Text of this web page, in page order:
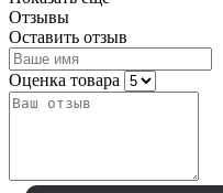
Отзывы
Оставить отзыв
Оценка товара